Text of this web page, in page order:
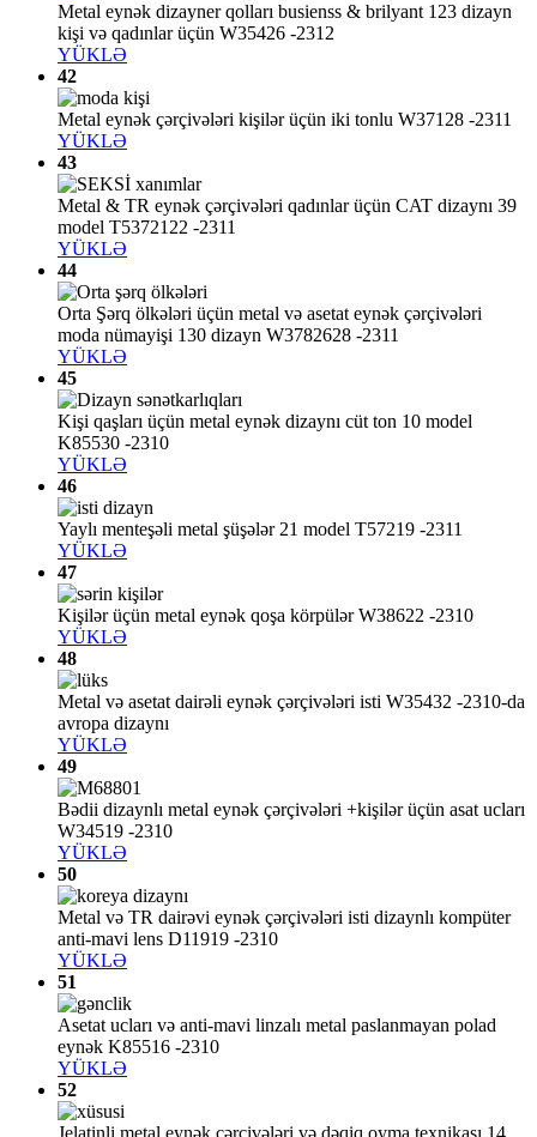
Metal eynək dizayner qolları busienss & brilyant 123 dizayn
kişi və qadınlar üçün W35426 -2312
YÜKLƏ
42
Metal eynək çərçivələri kişilər üçün iki tonlu W37128 -2311
YÜKLƏ
43
Metal & TR eynək çərçivələri qadınlar üçün CAT dizaynı 39
model T5372122 -2311
YÜKLƏ
44
Orta Şərq ölkələri üçün metal və asetat eynək çərçivələri
moda nümayişi 130 dizayn W3782628 -2311
YÜKLƏ
45
Kişi qaşları üçün metal eynək dizaynı cüt ton 10 model
K85530 -2310
YÜKLƏ
46
Yaylı menteşəli metal şüşələr 21 model T57219 -2311
YÜKLƏ
47
Kişilər üçün metal eynək qoşa körpülər W38622 -2310
YÜKLƏ
48
Metal və asetat dairəli eynək çərçivələri isti W35432 -2310-da
avropa dizaynı
YÜKLƏ
49
Bədii dizaynlı metal eynək çərçivələri +kişilər üçün asat ucları
W34519 -2310
YÜKLƏ
50
Metal və TR dairəvi eynək çərçivələri isti dizaynlı kompüter
anti-mavi lens D11919 -2310
YÜKLƏ
51
Asetat ucları və anti-mavi linzalı metal paslanmayan polad
eynək K85516 -2310
YÜKLƏ
52